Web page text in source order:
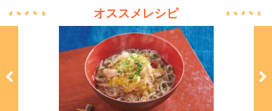
オススメレシピ